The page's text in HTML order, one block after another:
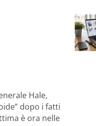
Hale,
dopo i fatti
è ora nelle